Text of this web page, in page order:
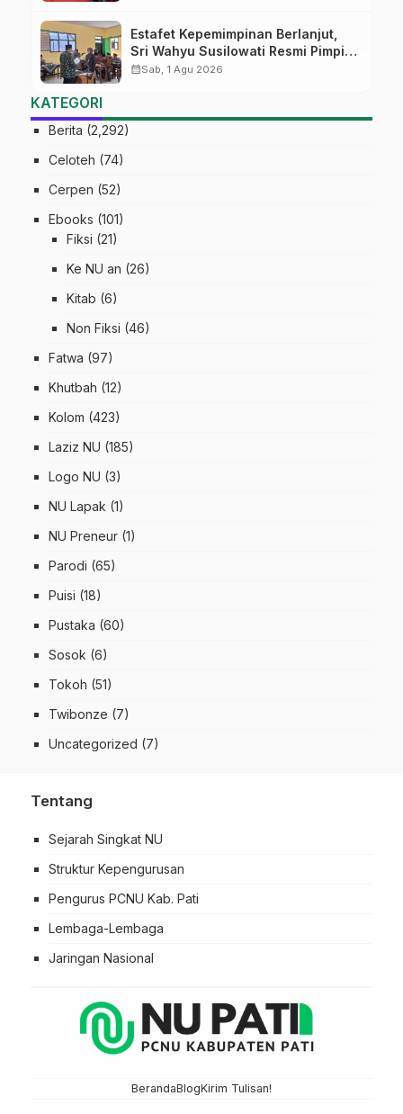
Estafet Kepemimpinan Berlanjut,
Sri Wahyu Susilowati Resmi Pimpin
MTs Ma’arif Sapuran
calendar_monthSab, 1 Agu 2026
KATEGORI
Berita (2,292)
Celoteh (74)
Cerpen (52)
Ebooks (101)
Fiksi (21)
Ke NU an (26)
Kitab (6)
Non Fiksi (46)
Fatwa (97)
Khutbah (12)
Kolom (423)
Laziz NU (185)
Logo NU (3)
NU Lapak (1)
NU Preneur (1)
Parodi (65)
Puisi (18)
Pustaka (60)
Sosok (6)
Tokoh (51)
Twibonze (7)
Uncategorized (7)
Tentang
Sejarah Singkat NU
Struktur Kepengurusan
Pengurus PCNU Kab. Pati
Lembaga-Lembaga
Jaringan Nasional
BerandaBlogKirim Tulisan!